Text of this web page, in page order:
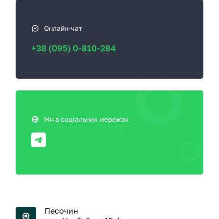
Онлайн-чат
+38 (095) 0-810-284
Ми в соціальних мережах
Песочин